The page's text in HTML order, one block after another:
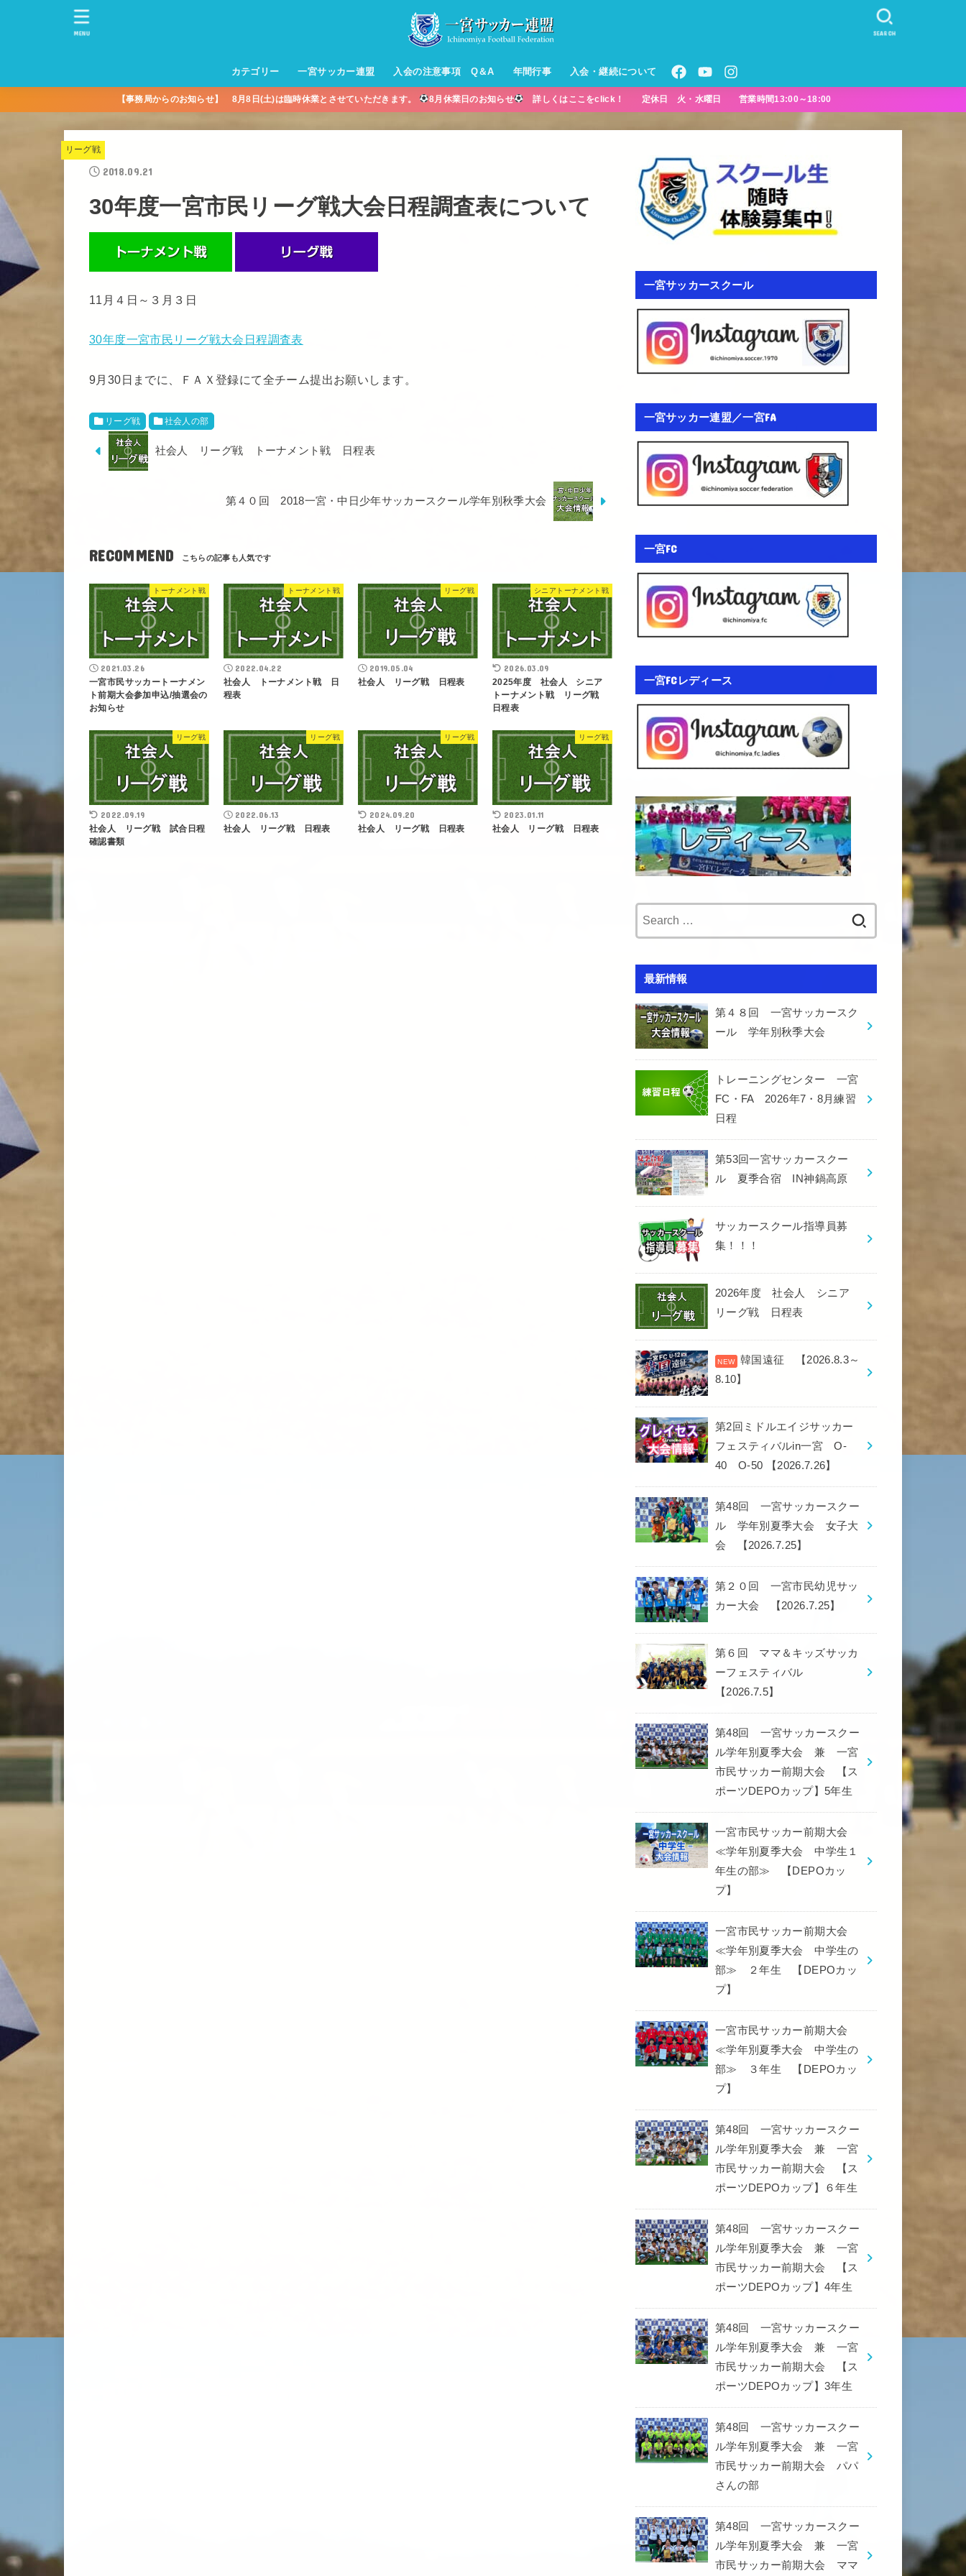
カテゴリー
一宮サッカースクール【小学生】
トレーニングセンター【小学生】
一宮FA
一宮FC
一宮ＦＣレディース
一宮サッカースクール【中学生】
中学生練習
一宮ＦＣＪＹ【中学生男子】
一宮ＦＣＪYレディース【中学生
女子】
幼児トレセン【年長・年中・年
少】
パパさんママさん
親子の部
社会人の部
コルボス 【シニア】
フットサル
コルボスリーグ
グレイセス
一宮サッカー連盟 入会の注意事項 Q＆A 年間行事 入会・継続について
SEARCH
MENU
【事務局からのお知らせ】 8月8日(土)は臨時休業とさせていただきます。 8月休業日のお知らせ 詳しくはここをclick！ 定休日 火・水曜日 営業時間13:00～18:00
リーグ戦
2018.09.21
30年度一宮市民リーグ戦大会日程調査表について
11月４日～３月３日
30年度一宮市民リーグ戦大会日程調査表
9月30日までに、ＦＡＸ登録にて全チーム提出お願いします。
リーグ戦 社会人の部
社会人 リーグ戦 トーナメント戦 日程表
第４０回 2018一宮・中日少年サッカースクール学年別秋季大会
RECOMMEND
トーナメント戦
2021.03.26
一宮市民サッカートーナメン
ト前期大会参加申込/抽選会の
お知らせ
トーナメント戦
2022.04.22
社会人 トーナメント戦 日
程表
リーグ戦
2019.05.04
社会人 リーグ戦 日程表
シニアトーナメント戦
2026.03.09
2025年度 社会人 シニア
トーナメント戦 リーグ戦
日程表
リーグ戦
2022.09.19
社会人 リーグ戦 試合日程
確認書類
リーグ戦
2022.06.13
社会人 リーグ戦 日程表
リーグ戦
2024.09.20
社会人 リーグ戦 日程表
リーグ戦
2023.01.11
社会人 リーグ戦 日程表
一宮サッカースクール
一宮サッカー連盟／一宮FA
一宮FC
一宮FCレディース
最新情報
第４８回 一宮サッカースク
ール 学年別秋季大会
トレーニングセンター 一宮
FC・FA 2026年7・8月練習
日程
第53回一宮サッカースクー
ル 夏季合宿 IN神鍋高原
サッカースクール指導員募
集！！！
2026年度 社会人 シニア
リーグ戦 日程表
韓国遠征 【2026.8.3～
8.10】
第2回ミドルエイジサッカー
フェスティバルin一宮 O-
40 O-50 【2026.7.26】
第48回 一宮サッカースクー
ル 学年別夏季大会 女子大
会 【2026.7.25】
第２０回 一宮市民幼児サッ
カー大会 【2026.7.25】
第６回 ママ＆キッズサッカ
ーフェスティバル
【2026.7.5】
第48回 一宮サッカースクー
ル学年別夏季大会 兼 一宮
市民サッカー前期大会 【ス
ポーツDEPOカップ】5年生
一宮市民サッカー前期大会
≪学年別夏季大会 中学生１
年生の部≫ 【DEPOカッ
プ】
一宮市民サッカー前期大会
≪学年別夏季大会 中学生の
部≫ ２年生 【DEPOカッ
プ】
一宮市民サッカー前期大会
≪学年別夏季大会 中学生の
部≫ ３年生 【DEPOカッ
プ】
第48回 一宮サッカースクー
ル学年別夏季大会 兼 一宮
市民サッカー前期大会 【ス
ポーツDEPOカップ】６年生
第48回 一宮サッカースクー
ル学年別夏季大会 兼 一宮
市民サッカー前期大会 【ス
ポーツDEPOカップ】4年生
第48回 一宮サッカースクー
ル学年別夏季大会 兼 一宮
市民サッカー前期大会 【ス
ポーツDEPOカップ】3年生
第48回 一宮サッカースクー
ル学年別夏季大会 兼 一宮
市民サッカー前期大会 パパ
さんの部
第48回 一宮サッカースクー
ル学年別夏季大会 兼 一宮
市民サッカー前期大会 ママ